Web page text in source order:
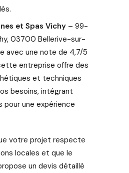
et Spas Vichy – 99-
03700 Bellerive-sur-
avec une note de 4,7/5
entreprise offre des
et techniques
besoins, intégrant
pour une expérience
votre projet respecte
locales et que le
un devis détaillé